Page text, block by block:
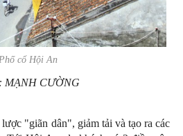
Phố cổ Hội An
MẠNH CƯỜNG
"giãn dân", giảm tải và tạo ra các